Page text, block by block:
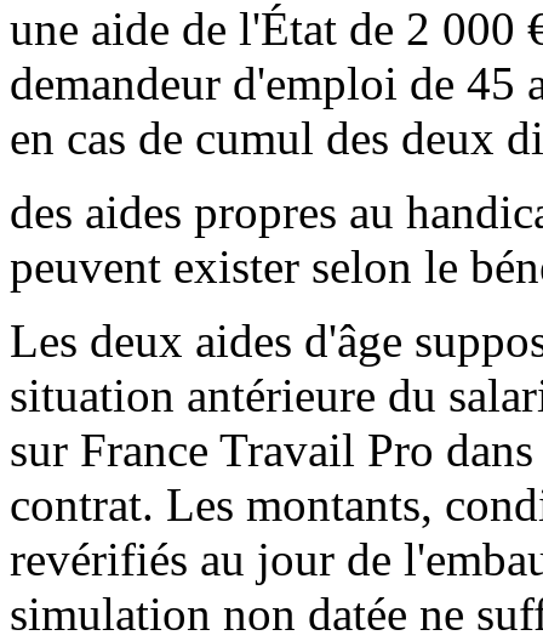
une aide de l'État de 2 000
demandeur d'emploi de 45
en cas de cumul des deux
des aides propres au
peuvent exister selon le
Les deux aides d'âge
situation antérieure du
sur France Travail Pro
contrat. Les montants,
revérifiés au jour de
simulation non datée ne